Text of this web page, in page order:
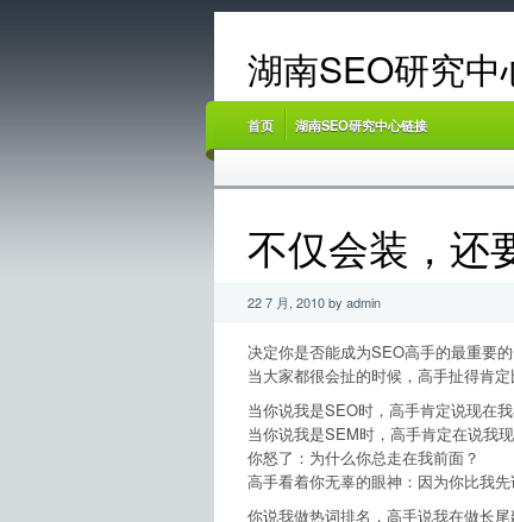
湖南SEO研究
首页 湖南SEO研究中心链接
不仅会装，还
22 7 月, 2010 by admin
决定你是否能成为SEO高手的最重要
当大家都很会扯的时候，高手扯得肯
当你说我是SEO时，高手肯定说现在我
当你说我是SEM时，高手肯定在说我现
你怒了：为什么你总走在我前面？
高手看着你无辜的眼神：因为你比我先
你说我做热词排名，高手说我在做长尾